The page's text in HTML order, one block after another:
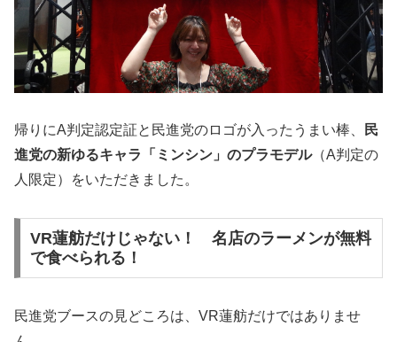
帰りにA判定認定証と民進党のロゴが入ったうまい棒、
民
進党の新ゆるキャラ「ミンシン」のプラモデル（A判定の
人限定）をいただきました。
VR蓮舫だけじゃない！ 名店のラーメンが無料
で食べられる！
民進党ブースの見どころは、VR蓮舫だけではありませ